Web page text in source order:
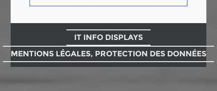
IT INFO DISPLAYS
MENTIONS LÉGALES, PROTECTION DES DONNÉES